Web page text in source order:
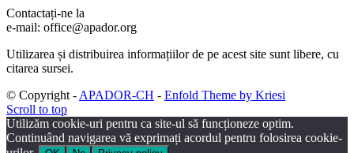
Contactați-ne la
e-mail: office@apador.org
Utilizarea și distribuirea informațiilor de pe acest site sunt libere, cu
citarea sursei.
© Copyright - APADOR-CH - Enfold Theme by Kriesi
Scroll to top
Utilizăm cookie-uri pentru ca site-ul să funcționeze optim.
Continuând navigarea vă exprimați acordul pentru folosirea cookie-